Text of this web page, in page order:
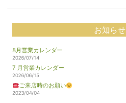
お知らせ
8月営業カレンダー
2026/07/14
7 月営業カレンダー
2026/06/15
ご来店時のお願い
2023/04/04